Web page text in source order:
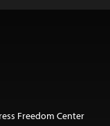
Freedom Center